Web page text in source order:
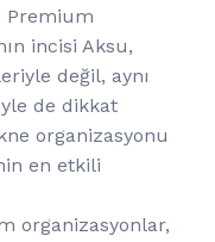
Premium
incisi Aksu,
değil, aynı
de dikkat
organizasyonu
en etkili
organizasyonlar,